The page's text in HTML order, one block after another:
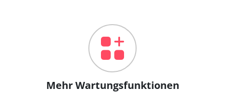
Mehr Wartungsfunktionen